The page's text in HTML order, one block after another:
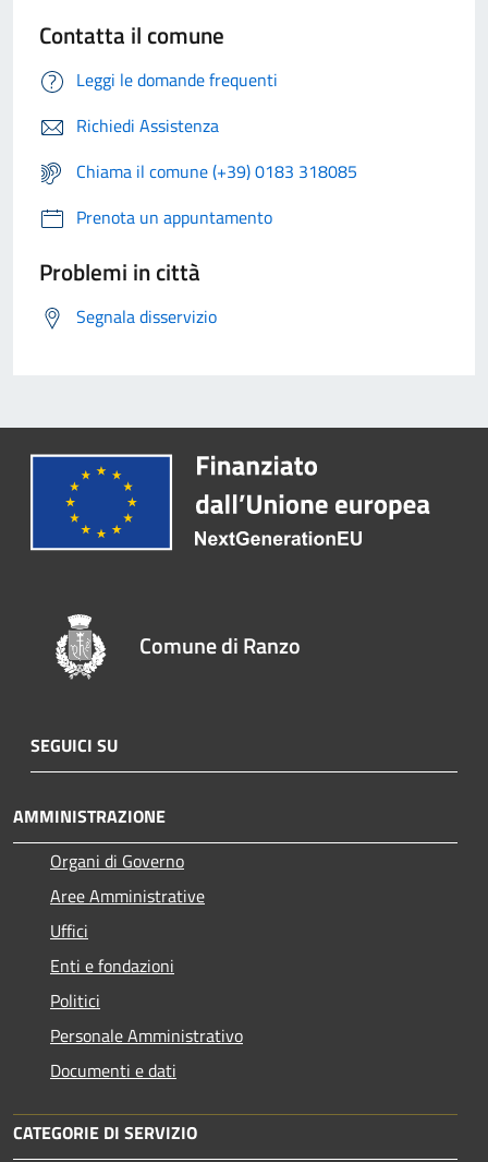
Contatta il comune
Leggi le domande frequenti
Richiedi Assistenza
Chiama il comune (+39) 0183 318085
Prenota un appuntamento
Problemi in città
Segnala disservizio
Comune di Ranzo
SEGUICI SU
AMMINISTRAZIONE
Organi di Governo
Aree Amministrative
Uffici
Enti e fondazioni
Politici
Personale Amministrativo
Documenti e dati
CATEGORIE DI SERVIZIO